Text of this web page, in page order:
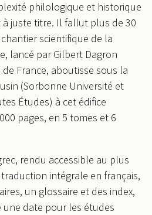
philologique et historique
juste titre. Il fallut plus de 30
scientifique de la
lancé par Gilbert Dagron
France, aboutisse sous la
(Sorbonne Université et
Études) à cet édifice
pages, en 5 tomes et 6
rendu accessible au plus
intégrale en français,
un glossaire et des index,
date pour les études